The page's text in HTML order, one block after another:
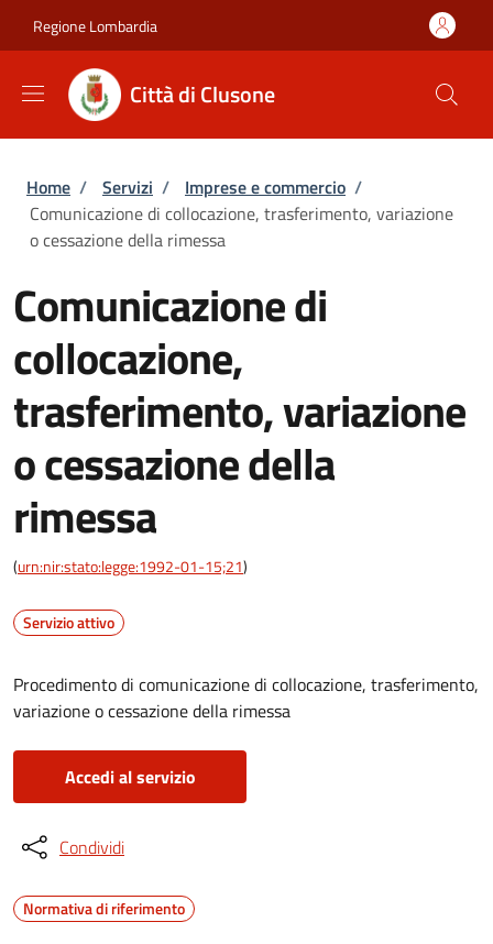
Regione Lombardia
Città di Clusone
Briciole di pane
Home / Servizi / Imprese e commercio /
Comunicazione di collocazione, trasferimento, variazione
o cessazione della rimessa
Comunicazione di
collocazione,
trasferimento, variazione
o cessazione della
rimessa
(urn:nir:stato:legge:1992-01-15;21)
Servizio attivo
Procedimento di comunicazione di collocazione, trasferimento,
variazione o cessazione della rimessa
Accedi al servizio
Condividi
Normativa di riferimento